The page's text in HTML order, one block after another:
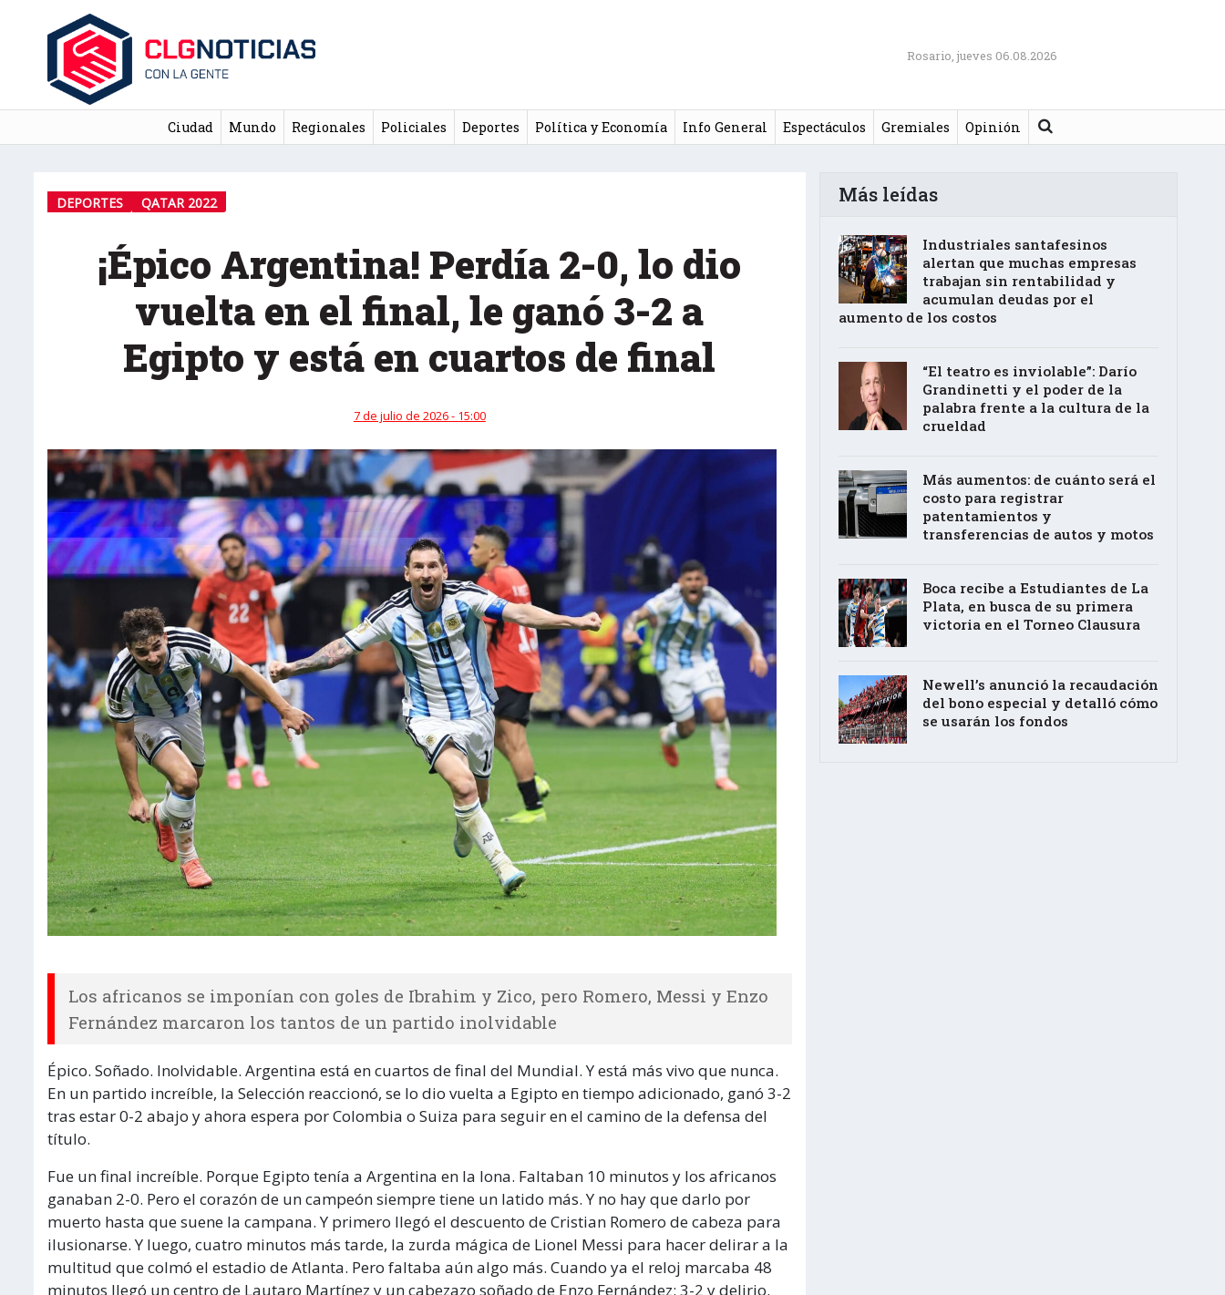
Rosario, jueves 06.08.2026
Ciudad Mundo Regionales Policiales Deportes Política y Economía Info General Espectáculos Gremiales Opinión Buscar
DEPORTES QATAR 2022
¡Épico Argentina! Perdía 2-0, lo dio
vuelta en el final, le ganó 3-2 a
Egipto y está en cuartos de final
7 de julio de 2026 - 15:00
Los africanos se imponían con goles de Ibrahim y Zico, pero Romero, Messi y Enzo
Fernández marcaron los tantos de un partido inolvidable
Épico. Soñado. Inolvidable. Argentina está en cuartos de final del Mundial. Y está más vivo que nunca.
En un partido increíble, la Selección reaccionó, se lo dio vuelta a Egipto en tiempo adicionado, ganó 3-2
tras estar 0-2 abajo y ahora espera por Colombia o Suiza para seguir en el camino de la defensa del
título.
Fue un final increíble. Porque Egipto tenía a Argentina en la lona. Faltaban 10 minutos y los africanos
ganaban 2-0. Pero el corazón de un campeón siempre tiene un latido más. Y no hay que darlo por
muerto hasta que suene la campana. Y primero llegó el descuento de Cristian Romero de cabeza para
ilusionarse. Y luego, cuatro minutos más tarde, la zurda mágica de Lionel Messi para hacer delirar a la
multitud que colmó el estadio de Atlanta. Pero faltaba aún algo más. Cuando ya el reloj marcaba 48
minutos llegó un centro de Lautaro Martínez y un cabezazo soñado de Enzo Fernández: 3-2 y delirio.
Más leídas
Industriales santafesinos
alertan que muchas empresas
trabajan sin rentabilidad y
acumulan deudas por el
aumento de los costos
“El teatro es inviolable”: Darío
Grandinetti y el poder de la
palabra frente a la cultura de la
crueldad
Más aumentos: de cuánto será el
costo para registrar
patentamientos y
transferencias de autos y motos
Boca recibe a Estudiantes de La
Plata, en busca de su primera
victoria en el Torneo Clausura
Newell’s anunció la recaudación
del bono especial y detalló cómo
se usarán los fondos